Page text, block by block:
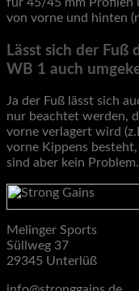
von vorne und hinten
Lässt sich der
WB 1 auch
Ja der Fuß lässt sich
nur beachtet werden,
vorne verlagert wird
vorne Kippens
sind aber kein Problem.
Melinger Sports
Süllweg 37
29345 Unterlüß